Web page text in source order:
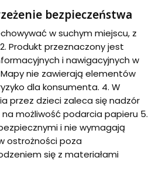
bezpieczeństwa
w suchym miejscu, z
Produkt przeznaczony jest
i nawigacyjnych w
nie zawierają elementów
dla konsumenta. 4. W
przez dzieci zaleca się nadzór
na możliwość podarcia papieru 5.
i nie wymagają
ostrożności poza
się z materiałami